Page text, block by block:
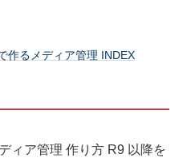
作るメディア管理 INDEX
ィア管理 作り方 R9 以降を